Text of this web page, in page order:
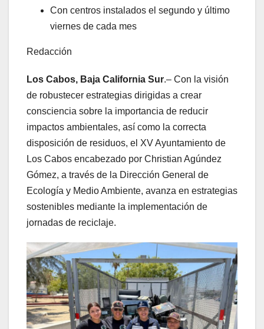
Con centros instalados el segundo y último
viernes de cada mes
Redacción
Los Cabos, Baja California Sur.– Con la visión
de robustecer estrategias dirigidas a crear
consciencia sobre la importancia de reducir
impactos ambientales, así como la correcta
disposición de residuos, el XV Ayuntamiento de
Los Cabos encabezado por Christian Agúndez
Gómez, a través de la Dirección General de
Ecología y Medio Ambiente, avanza en estrategias
sostenibles mediante la implementación de
jornadas de reciclaje.